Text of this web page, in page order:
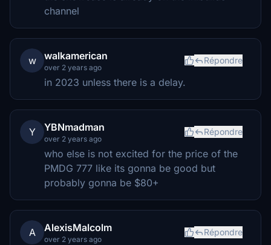
channel
w walkamerican
over 2 years ago
Répondre
in 2023 unless there is a delay.
Y YBNmadman
over 2 years ago
Répondre
who else is not excited for the price of the
PMDG 777 like its gonna be good but
probably gonna be $80+
A AlexisMalcolm
over 2 years ago
Répondre